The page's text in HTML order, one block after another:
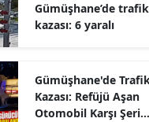
Gümüşhane’de trafik
kazası: 6 yaralı
Gümüşhane'de
Kazası: Refüjü Aşan
Otomobil Karşı Şeride